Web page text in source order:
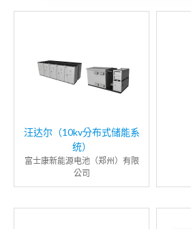
汪达尔（10kv分布式储能系
统）
富士康新能源电池（郑州）有限
公司